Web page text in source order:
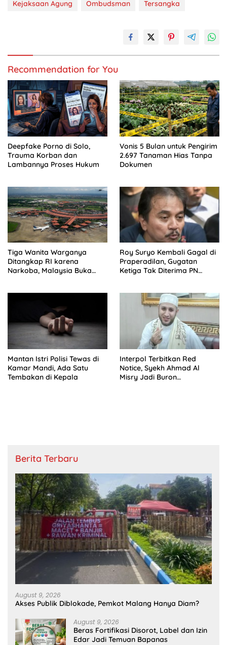
Kejaksaan Agung Ombudsman Tersangka
Recommendation for You
Deepfake Porno di Solo,
Trauma Korban dan
Lambannya Proses Hukum
Vonis 5 Bulan untuk Pengirim
2.697 Tanaman Hias Tanpa
Dokumen
Tiga Wanita Warganya
Ditangkap RI karena
Narkoba, Malaysia Buka
Roy Suryo Kembali Gagal di
Praperadilan, Gugatan
Ketiga Tak Diterima PN
Mantan Istri Polisi Tewas di
Kamar Mandi, Ada Satu
Tembakan di Kepala
Interpol Terbitkan Red
Notice, Syekh Ahmad Al
Misry Jadi Buron
Berita Terbaru
August 9, 2026
Akses Publik Diblokade, Pemkot Malang Hanya Diam?
August 9, 2026
Beras Fortifikasi Disorot, Label dan Izin
Edar Jadi Temuan Bapanas